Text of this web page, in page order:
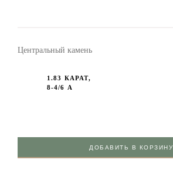
Центральный камень
1.83 КАРАТ,
8-4/6 А
ДОБАВИТЬ В КОРЗИНУ